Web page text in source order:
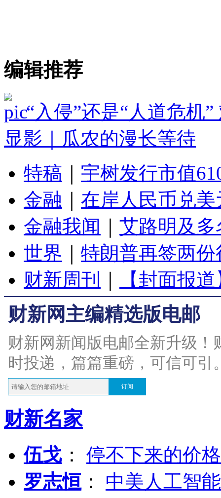
编辑推荐
“入侵”还是“人道危机
显影｜瓜农的漫长等待
特稿
宇树发行市值
金融
在岸人民币兑
金融我闻
艾路明及
世界
特朗普再签两
财新周刊
【封面报
财新网主编精选版电邮
财新网新闻版电邮全新升级
时投递，篇篇重磅，可信可引
订阅
财新名家
伍戈 ： 停不下来的价
罗志恒 ： 中美人工智